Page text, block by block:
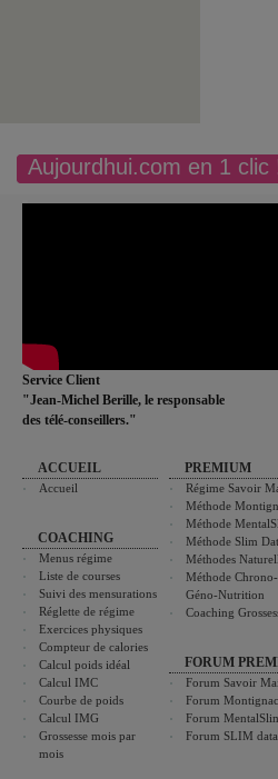
Aujourdhui.com en 1 clic
Service Client
"Jean-Michel Berille, le responsable
des télé-conseillers."
ACCUEIL
Accueil
COACHING
Menus régime
Liste de courses
Suivi des mensurations
Réglette de régime
Exercices physiques
Compteur de calories
Calcul poids idéal
Calcul IMC
Courbe de poids
Calcul IMG
Grossesse mois par
mois
PREMIUM
Régime Savoir
Méthode
Méthode
Méthode Slim
Méthodes
Méthode Chrono-
Géno-Nutrition
Coaching
FORUM
Forum Savoir
Forum Montignac
Forum
Forum SLIM data